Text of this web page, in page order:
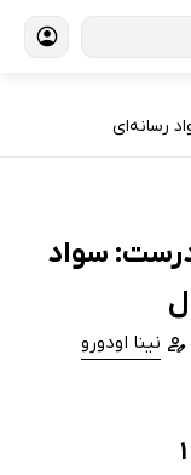
رسانه‌ای
سواد
نینا اودورو
۱